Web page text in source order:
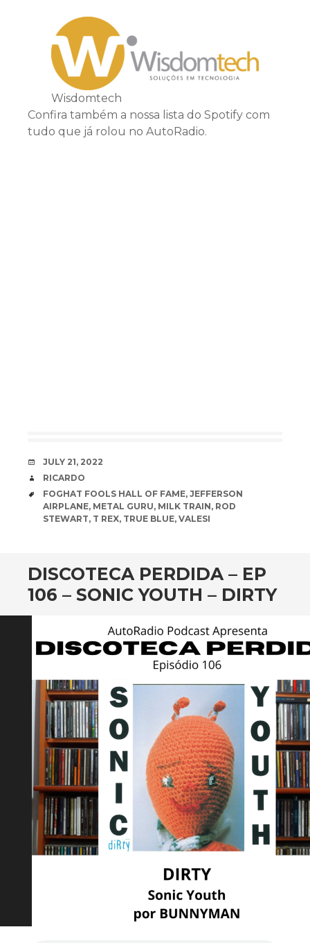
Wisdomtech
Confira também a nossa lista do Spotify com
tudo que já rolou no AutoRadio.
DATE
JULY 21, 2022
AUTHOR
RICARDO
TAGS
FOGHAT FOOLS HALL OF FAME, JEFFERSON
AIRPLANE, METAL GURU, MILK TRAIN, ROD
STEWART, T REX, TRUE BLUE, VALESI
DISCOTECA PERDIDA – EP
106 – SONIC YOUTH – DIRTY